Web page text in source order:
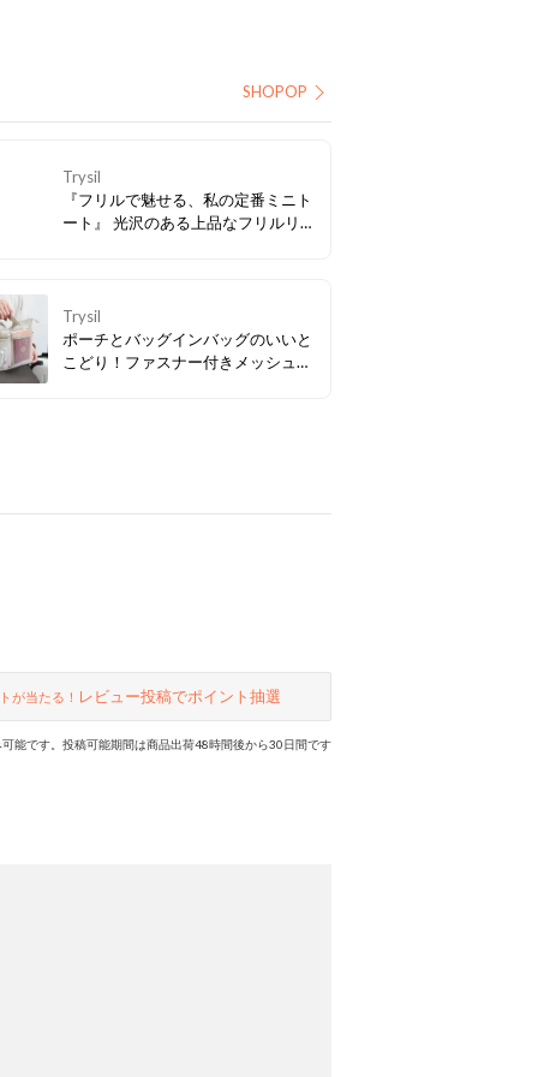
SHOPOP
Trysil
『フリルで魅せる、私の定番ミニト
ート』 光沢のある上品なフリルリボ
ぽり収まる実用性を両立。いつもの
日常に、ほんの少しの華やぎととき
めきをプラスして。
Trysil
ポーチとバッグインバッグのいいと
こどり！ファスナー付きメッシュバ
が当たる！ レビュー投稿でポイント抽選
能です。投稿可能期間は商品出荷48時間後から30日間です